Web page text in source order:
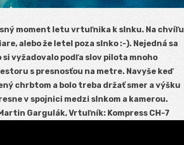
moment letu vrtuľnika k slnku. Na chvíľu
alebo že letel poza slnko :-). Nejedná sa
vyžadovalo podľa slov pilota mnoho
s presnosťou na metre. Navyše keď
chrbtom a bolo treba držať smer a výšku
v spojnici medzi slnkom a kamerou.
Gargulák, Vrtuľník: Kompress CH-7